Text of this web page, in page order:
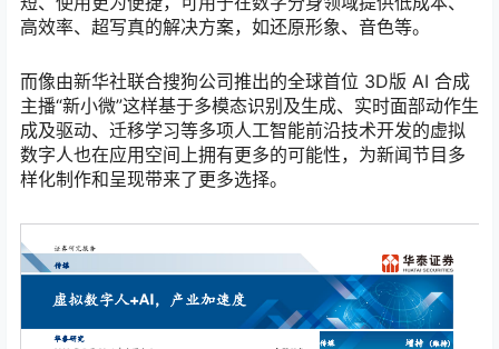
高效率、超写真的解决方案，如还原形象、音色等。
而像由新华社联合搜狗公司推出的全球首位 3D版 AI 合成
主播“新小微”这样基于多模态识别及生成、实时面部动作生
成及驱动、迁移学习等多项人工智能前沿技术开发的虚拟
数字人也在应用空间上拥有更多的可能性，为新闻节目多
样化制作和呈现带来了更多选择。